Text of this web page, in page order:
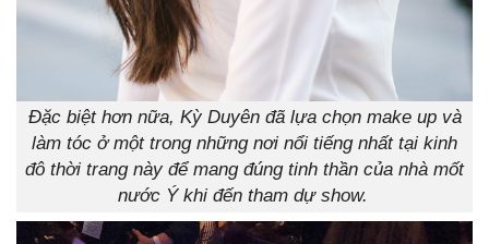
Đặc biệt hơn nữa, Kỳ Duyên đã lựa chọn make up và
làm tóc ở một trong những nơi nổi tiếng nhất tại kinh
đô thời trang này để mang đúng tinh thần của nhà mốt
nước Ý khi đến tham dự show.